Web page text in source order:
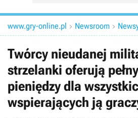
www.gry-online.pl  Newsroom 
Twórcy nieudanej
strzelanki oferują
pieniędzy dla
wspierających ją